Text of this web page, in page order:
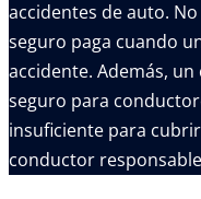
accidentes de auto.
seguro paga cuando
accidente. Además,
seguro para
insuficiente para
conductor